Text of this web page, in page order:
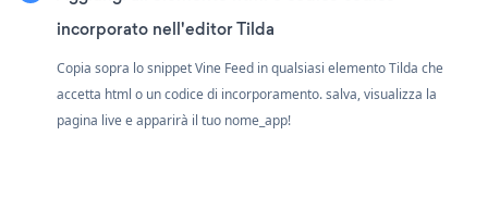
incorporato nell'editor Tilda
Copia sopra lo snippet Vine Feed in qualsiasi elemento Tilda che
accetta html o un codice di incorporamento. salva, visualizza la
pagina live e apparirà il tuo nome_app!